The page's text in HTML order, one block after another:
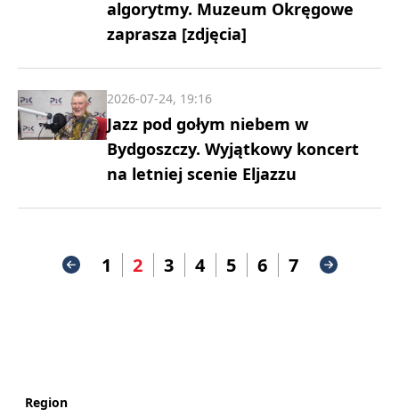
algorytmy. Muzeum Okręgowe
zaprasza [zdjęcia]
Jazz pod gołym niebem w
Bydgoszczy. Wyjątkowy koncert
na letniej scenie Eljazzu
2026-07-24, 19:16
1 2 3 4 5 6 7
Region